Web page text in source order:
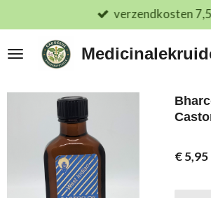
direct
naar
verzendkosten
€ 5,95